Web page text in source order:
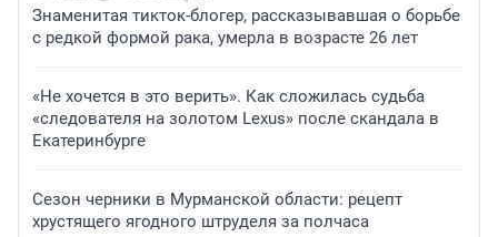
Знаменитая тикток-блогер, рассказывавшая о борьбе
с редкой формой рака, умерла в возрасте 26 лет
«Не хочется в это верить». Как сложилась судьба
«следователя на золотом Lexus» после скандала в
Екатеринбурге
Сезон черники в Мурманской области: рецепт
хрустящего ягодного штруделя за полчаса